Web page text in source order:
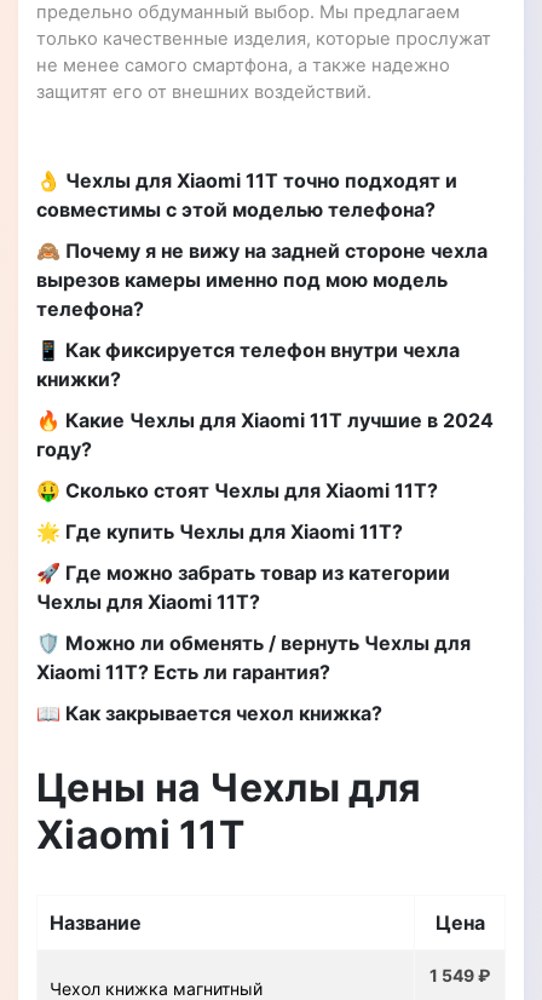
предельно обдуманный выбор. Мы предлагаем
только качественные изделия, которые прослужат
не менее самого смартфона, а также надежно
защитят его от внешних воздействий.
👌 Чехлы для Xiaomi 11T точно подходят и
совместимы с этой моделью телефона?
🙈 Почему я не вижу на задней стороне чехла
вырезов камеры именно под мою модель
телефона?
📱 Как фиксируется телефон внутри чехла
книжки?
🔥 Какие Чехлы для Xiaomi 11T лучшие в 2024
году?
🤑 Сколько стоят Чехлы для Xiaomi 11T?
🌟 Где купить Чехлы для Xiaomi 11T?
🚀 Где можно забрать товар из категории
Чехлы для Xiaomi 11T?
🛡️ Можно ли обменять / вернуть Чехлы для
Xiaomi 11T? Есть ли гарантия?
📖 Как закрывается чехол книжка?
Цены на Чехлы для
Xiaomi 11T
Название Цена
Чехол книжка магнитный
1 549 ₽